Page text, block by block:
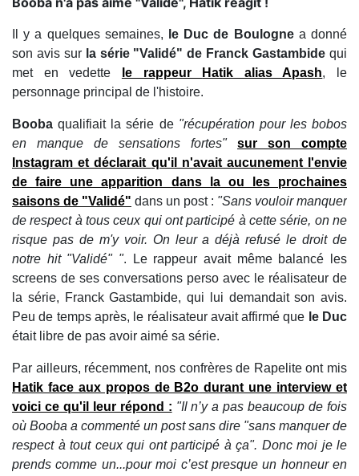
Il y a quelques semaines, le Duc de Boulognea donné
son avis sur la série "Validé" de Franck Gastambide qui
met en vedette
le rappeur Hatik alias Apash, le
personnage principal de l'histoire.
Booba qualifiait la série de "récupération pour les bobos
en manque de sensations fortes" sur son compte
Instagram et déclarait qu'il n'avait aucunement l'envie
de faire une apparition dans la ou les prochaines
saisons de "Validé" dans un post : "Sans vouloir manquer
de respect à tous ceux qui ont participé à cette série, on ne
risque pas de m'y voir. On leur a déjà refusé le droit de
notre hit "Validé" ". Le rappeur avait même balancé les
screens de ses conversations perso avec le réalisateur de
la série, Franck Gastambide, qui lui demandait son avis.
Peu de temps après, le réalisateur avait affirmé que le Duc
était libre de pas avoir aimé sa série.
Par ailleurs, récemment, nos confrères de Rapelite ont mis
Hatik face aux propos de B2o durant une interview et
voici ce qu'il leur répond : "Il n’y a pas beaucoup de fois
où Booba a commenté un post sans dire "sans manquer de
respect à tout ceux qui ont participé à ça". Donc moi je le
prends comme un...pour moi c’est presque un honneur en